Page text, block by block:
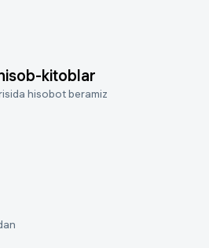
kitoblar
hisobot beramiz